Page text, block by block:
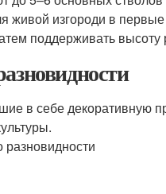
живой изгороди в первые
поддерживать высоту
в себе декоративную